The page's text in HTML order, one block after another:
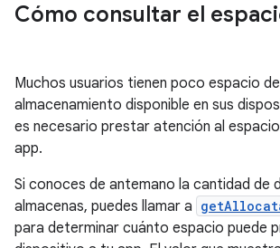
Cómo consultar el
Muchos usuarios tienen poco espacio de
almacenamiento disponible en sus
es necesario prestar atención al
app.
Si conoces de antemano la cantidad de
almacenas, puedes llamar a
para determinar cuánto espacio puede